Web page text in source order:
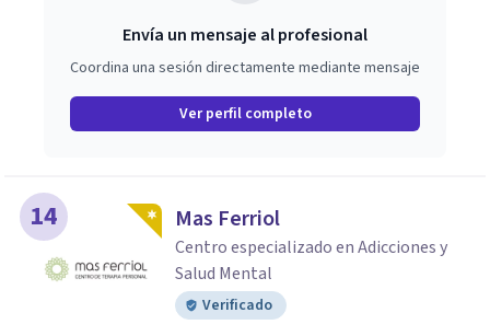
Envía un mensaje al profesional
Coordina una sesión directamente mediante mensaje
Ver perfil completo
14 Mas Ferriol
Centro especializado en Adicciones y
Salud Mental
Verificado